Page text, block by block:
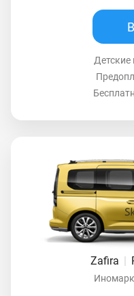
Детские
Zafira |